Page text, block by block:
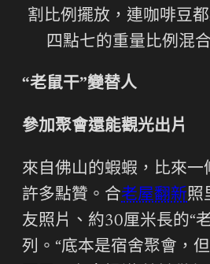
割比例擺放，連咖啡豆
四點七的重量比例混
“老鼠干”變替人
參加聚會還能觀光出片
來自佛山的蝦蝦，比來一
許多點贊。合老屋翻新照
友照片、約30厘米長的“
列。“底本是宿舍聚會，